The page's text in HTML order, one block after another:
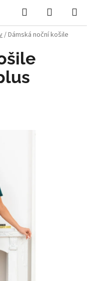
Hledat
KOŠÍK
/Dámská noční košile